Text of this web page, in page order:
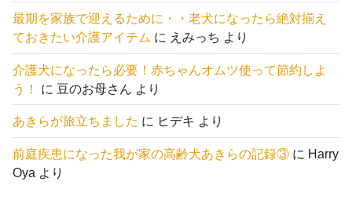
最期を家族で迎えるために・・老犬になったら絶対揃え
ておきたい介護アイテム に えみっち より
介護犬になったら必要！赤ちゃんオムツ使って節約しよ
う！
に 豆のお母さん より
あきらが旅立ちました に ヒデキ より
前庭疾患になった我が家の高齢犬あきらの記録③ に Harry
Oya より